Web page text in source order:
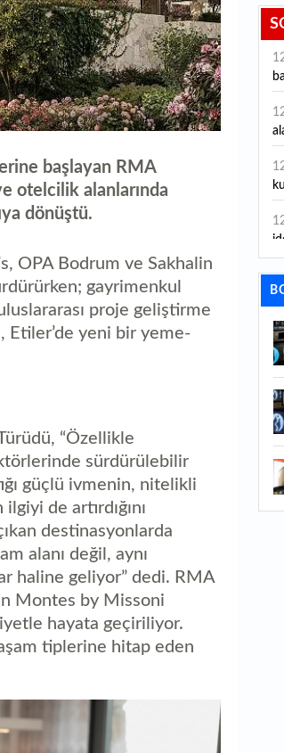
başlayan RMA
otelcilik alanlarında
dönüştü.
OPA Bodrum ve Sakhalin
gayrimenkul
proje geliştirme
Etiler’de yeni bir yeme-
“Özellikle
sürdürülebilir
güçlü ivmenin, nitelikli
de artırdığını
destinasyonlarda
alanı değil, aynı
haline geliyor” dedi. RMA
Montes by Missoni
hayata geçiriliyor.
tiplerine hitap eden